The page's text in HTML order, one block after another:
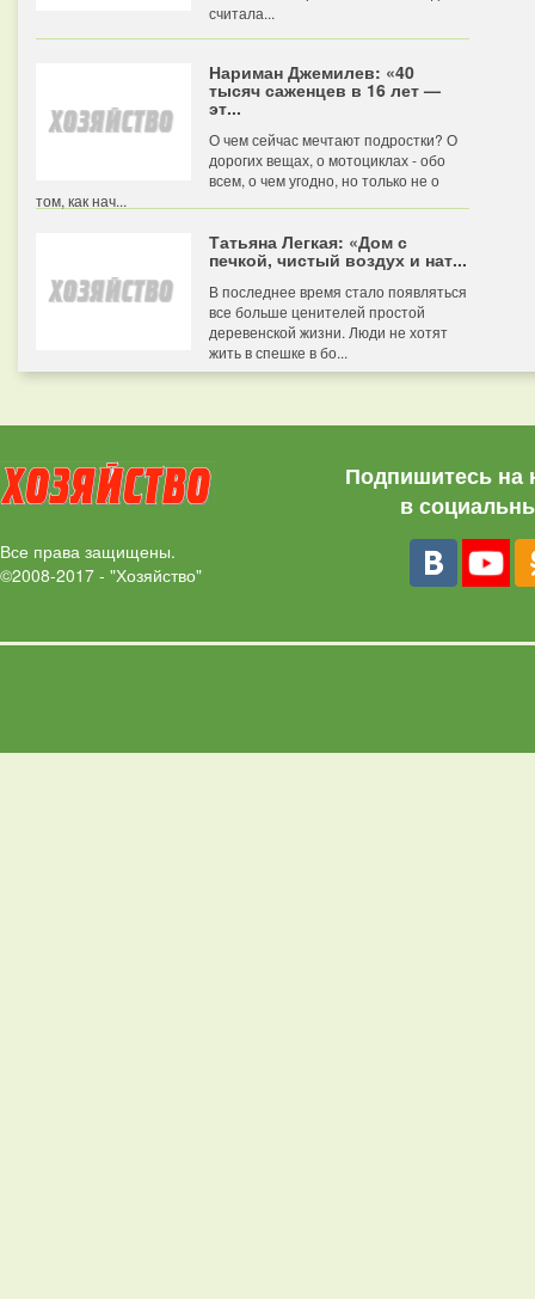
считала...
Нариман Джемилев: «40
тысяч саженцев в 16 лет —
эт...
О чем сейчас мечтают подростки? О
дорогих вещах, о мотоциклах - обо
всем, о чем угодно, но только не о
том, как нач...
Татьяна Легкая: «Дом с
печкой, чистый воздух и нат...
В последнее время стало появляться
все больше ценителей простой
деревенской жизни. Люди не хотят
жить в спешке в бо...
Все права защищены.
©2008-2017 - "Хозяйство"
Подпишитесь на
в